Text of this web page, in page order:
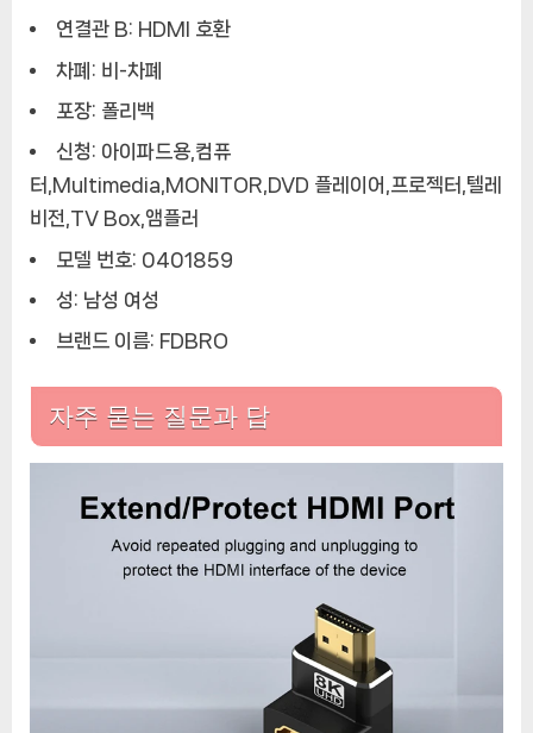
연결관 B: HDMI 호환
차폐: 비-차폐
포장: 폴리백
신청: 아이파드용,컴퓨
터,Multimedia,MONITOR,DVD 플레이어,프로젝터,텔레
비전,TV Box,앰플러
모델 번호: 0401859
성: 남성 여성
브랜드 이름: FDBRO
자주 묻는 질문과 답